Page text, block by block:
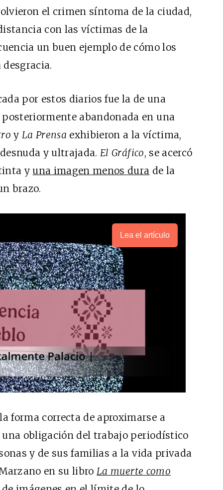
el crimen síntoma de la ciudad,
con las víctimas de la
un buen ejemplo de cómo los
desgracia.
por estos diarios fue la de una
abandonada en una
y La Prensa exhibieron a la víctima,
y ultrajada. El Gráfico, se acercó
y una imagen menos dura de la
brazo.
Lea el artículo
forma correcta de aproximarse a
una obligación del trabajo periodístico
y de sus familias a la vida privada
en su libro La muerte como